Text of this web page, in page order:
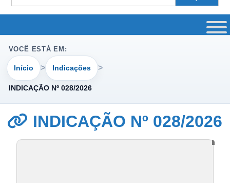
for:
VOCÊ ESTÁ EM:
Início Indicações
INDICAÇÃO Nº 028/2026
INDICAÇÃO Nº 028/2026